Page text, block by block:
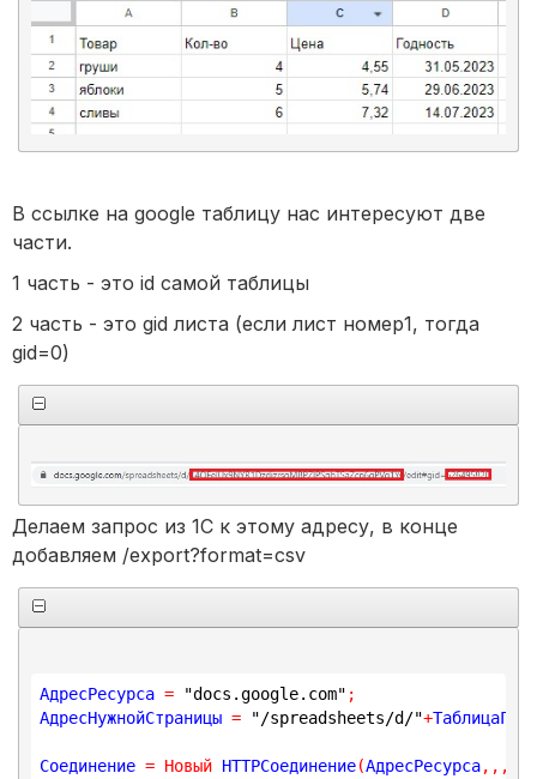
В ссылке на google таблицу нас интересуют две
части.
1 часть - это id самой таблицы
2 часть - это gid листа (если лист номер1, тогда
gid=0)
Делаем запрос из 1С к этому адресу, в конце
добавляем /export?format=csv
АдресРесурса = "docs.google.com" ;
АдресНужнойСтраницы = "/spreadsheets/d/"+
Соединение = Новый HTTPСоединение(АдресРесурса, , ,